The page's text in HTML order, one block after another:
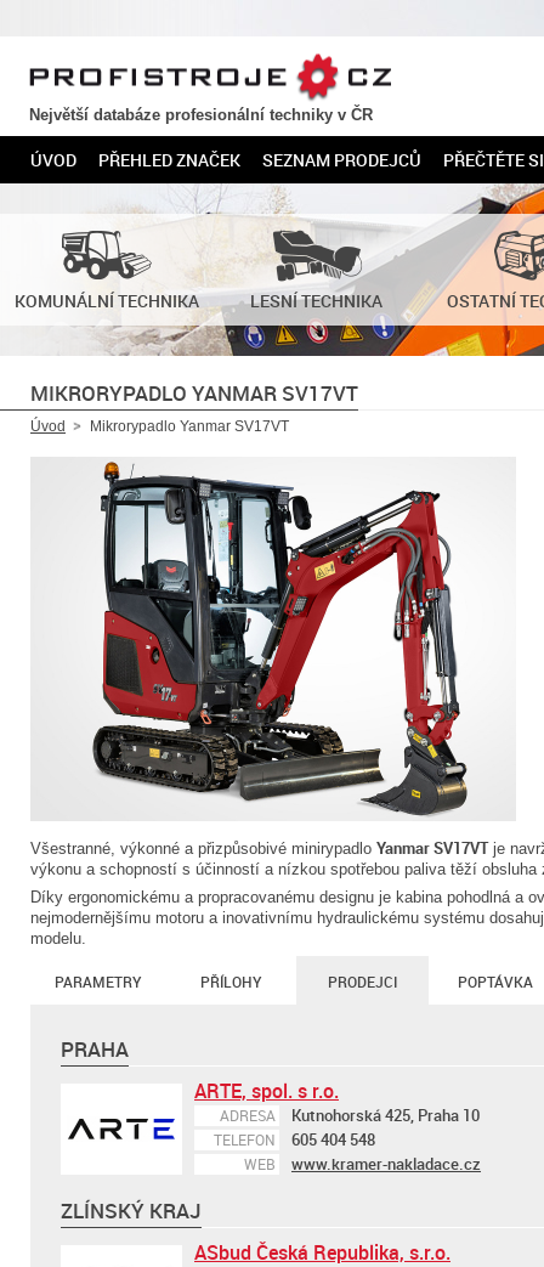
PROFISTROJE.CZ
Největší databáze profesionální techniky v ČR
ÚVOD PŘEHLED ZNAČEK SEZNAM PRODEJCŮ PŘEČTĚTE SI
KOMUNÁLNÍ TECHNIKA LESNÍ TECHNIKA OSTATNÍ
MIKRORYPADLO YANMAR SV17VT
Úvod Mikrorypadlo Yanmar SV17VT
Všestranné, výkonné a přizpůsobivé minirypadlo Yanmar SV17VTje
výkonu a schopností s účinností a nízkou spotřebou paliva těží
Díky ergonomickému a propracovanému designu je kabina pohodlná a
nejmodernějšímu motoru a inovativnímu hydraulickému systému
modelu.
PARAMETRY PŘÍLOHY PRODEJCI POPTÁVKA
PRAHA
ARTE, spol. s r.o.
ADRESA Kutnohorská 425, Praha 10
TELEFON 605 404 548
WEB www.kramer-nakladace.cz
ZLÍNSKÝ KRAJ
ASbud Česká Republika, s.r.o.